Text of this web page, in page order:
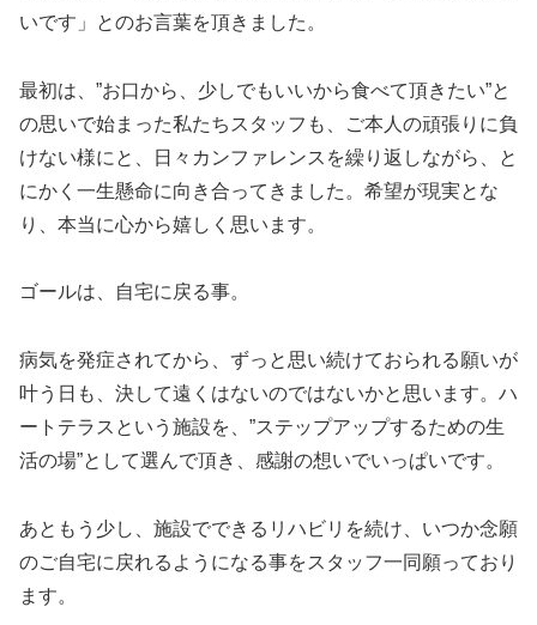
いです」とのお言葉を頂きました。
最初は、”お口から、少しでもいいから食べて頂きたい”と
の思いで始まった私たちスタッフも、ご本人の頑張りに負
けない様にと、日々カンファレンスを繰り返しながら、と
にかく一生懸命に向き合ってきました。希望が現実とな
り、本当に心から嬉しく思います。
ゴールは、自宅に戻る事。
病気を発症されてから、ずっと思い続けておられる願いが
叶う日も、決して遠くはないのではないかと思います。ハ
ートテラスという施設を、”ステップアップするための生
活の場”として選んで頂き、感謝の想いでいっぱいです。
あともう少し、施設でできるリハビリを続け、いつか念願
のご自宅に戻れるようになる事をスタッフ一同願っており
ます。